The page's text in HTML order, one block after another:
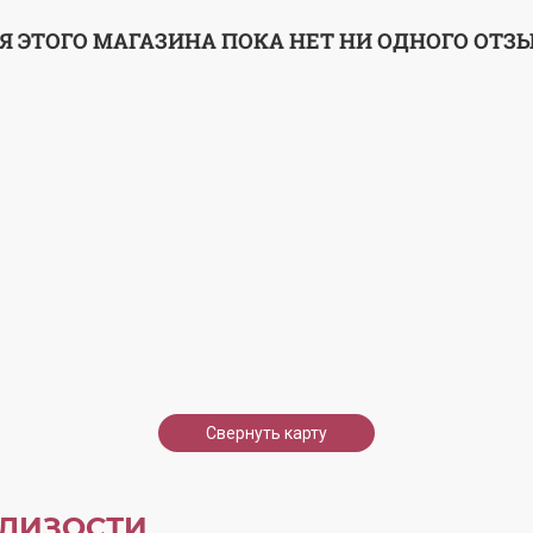
ЭТОГО МАГАЗИНА ПОКА НЕТ НИ ОДНОГО
Свернуть карту